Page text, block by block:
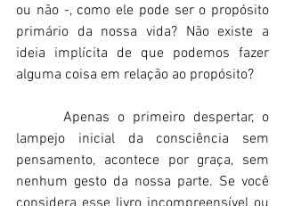
ou não -, como ele pode ser o propósito
primário da nossa vida? Não existe a
ideia implícita de que podemos fazer
alguma coisa em relação ao propósito?
Apenas o primeiro despertar, o
lampejo inicial da consciência sem
pensamento, acontece por graça, sem
nenhum gesto da nossa parte. Se você